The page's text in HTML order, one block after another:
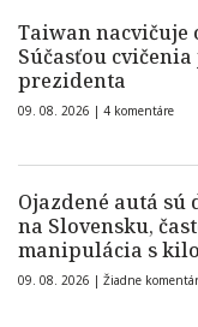
Taiwan nacvičuje
Súčasťou
prezidenta
09. 08. 2026 | 4 komentáre
Ojazdené autá sú
na Slovensku,
manipulácia s
09. 08. 2026 | Žiadne